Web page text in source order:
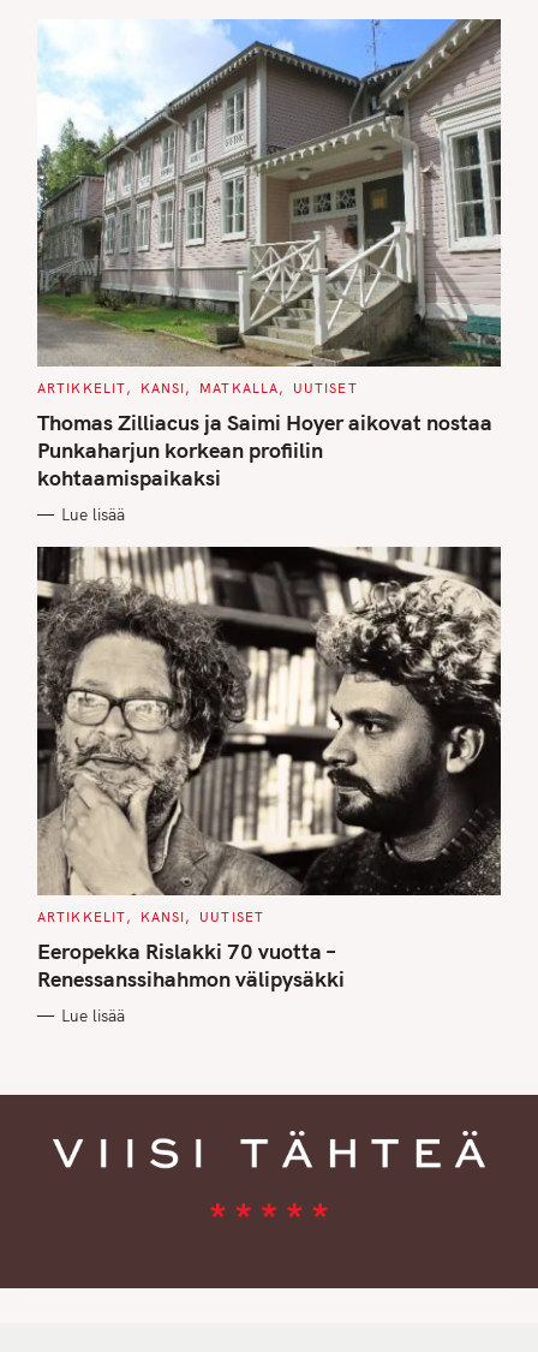
C
T
E
G
O
R
I
S
ARTIKKELIT KANSI MATKALLA UUTISET
Thomas Zilliacus ja Saimi Hoyer aikovat nostaa
Punkaharjun korkean profiilin
kohtaamispaikaksi
Lue lisää
C
T
E
G
O
I
ARTIKKELIT KANSI UUTISET
Eeropekka Rislakki 70 vuotta –
Renessanssihahmon välipysäkki
Lue lisää